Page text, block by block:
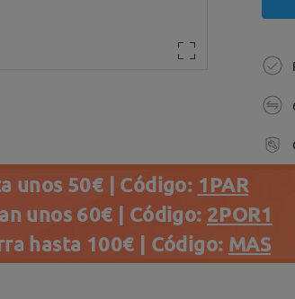
unos 50€ | Código: 1PAR
unos 60€ | Código: 2POR1
hasta 100€ | Código: MAS